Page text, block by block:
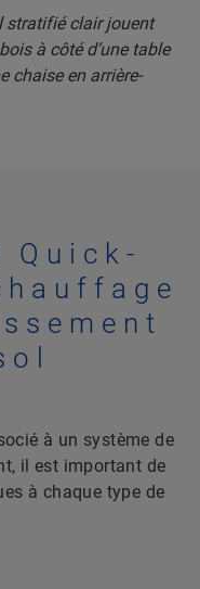
Quick-
à un système de
il est important de
à chaque type de